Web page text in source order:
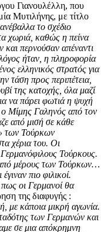
Γιανουλέλλη, που
Μυτιλήνης, με τίτλο
το σχέδιο
χωριά, καθώς η πείνα
περνούσαν απέναντι
ήταν, η πληροφορία
ελληνικός στρατός για
τάση προς περιπέτεια,
της κατοχής, όλα μαζί
να πάρει φωτιά η ψυχή
Μίμης Γαληνός από τον
από μισή σε κάθε
των Τούρκων
χέρια του. Οι
Τούρκους.
από μέρους των Τούρκων…
πιο φιλικοί.
πως οι Γερμανοί θα
της διαφυγής :
με κάποια μικρή αγωνία.
των Γερμανών και
σε μια απόκρημνη